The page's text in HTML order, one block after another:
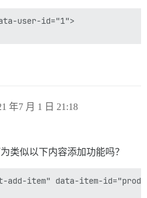
user-id="1">
年7 月 1 日 21:18
类似以下内容添加功能吗？
add-item" data-item-